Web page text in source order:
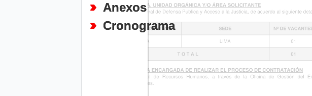
Anexos
Cronograma